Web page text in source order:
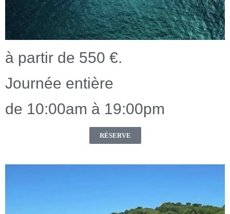
à partir de 550 €.
Journée entière
de 10:00am à 19:00pm
RÉSERVE